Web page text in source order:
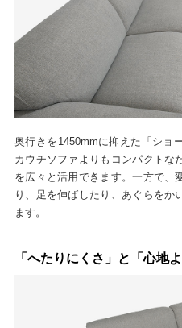
奥行きを1450mmに抑えた「ショ
カウチソファよりもコンパクトな
を広々と活用できます。一方で、
り、足を伸ばしたり、あぐらをか
ます。
「へたりにくさ」と「心地